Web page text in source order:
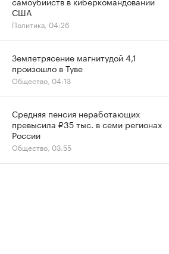
США
Политика, 04:26
Землетрясение магнитудой 4,1
произошло в Туве
Общество, 04:13
Средняя пенсия неработающих
превысила ₽35 тыс. в семи регионах
России
Общество, 03:55